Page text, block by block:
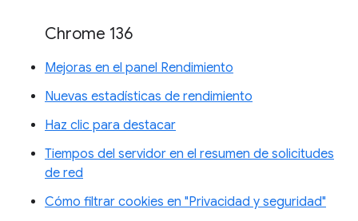
Chrome 136
Mejoras en el panel Rendimiento
Nuevas estadísticas de rendimiento
Haz clic para destacar
Tiempos del servidor en el resumen de solicitudes
de red
Cómo filtrar cookies en "Privacidad y seguridad"